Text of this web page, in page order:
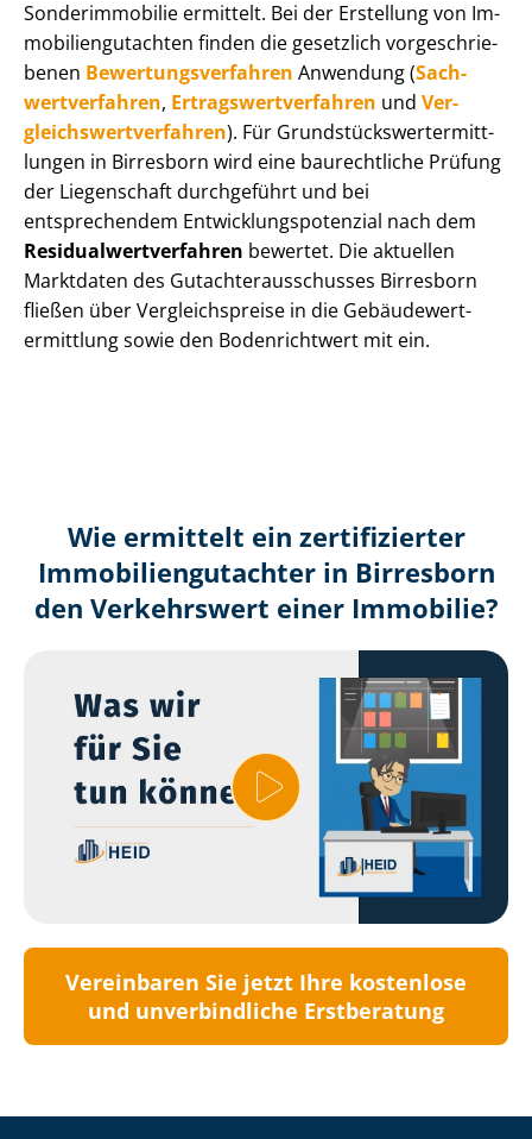
Sonderimmobilie ermittelt. Bei der Erstellung von Im­
mo­bi­li­en­gut­ach­ten finden die gesetzlich vor­ge­schrie­
be­nen Be­wer­tungs­ver­fah­ren Anwendung (Sach­
wert­ver­fah­ren, Er­trags­wert­ver­fah­ren und Ver­
gleichs­wert­ver­fah­ren). Für Grund­stücks­wert­ermitt­
lun­gen in Birresborn wird eine baurechtliche Prüfung
der Liegenschaft durchgeführt und bei
entsprechendem Ent­wick­lungs­po­ten­zi­al nach dem
Re­si­du­al­wert­ver­fah­ren bewertet. Die aktuellen
Marktdaten des Gut­ach­ter­aus­schus­ses Birresborn
fließen über Ver­gleichs­prei­se in die Ge­bäu­de­wert­
ermitt­lung sowie den Bodenrichtwert mit ein.
Wie ermittelt ein zertifizierter
Immobilien­gutachter in Birresborn
den Verkehrswert einer Immobilie?
Vereinbaren Sie jetzt Ihre kostenlose
und unverbindliche Erstberatung